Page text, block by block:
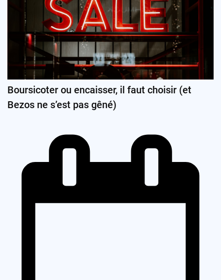
Boursicoter ou encaisser, il faut choisir (et
Bezos ne s’est pas gêné)